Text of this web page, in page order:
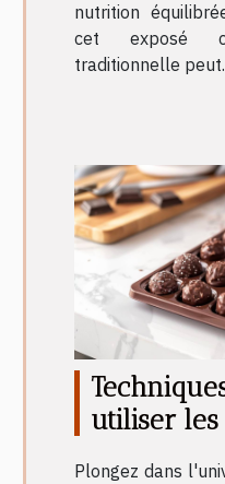
nutrition
cet exposé
traditionnelle
utiliser
Plongez dans